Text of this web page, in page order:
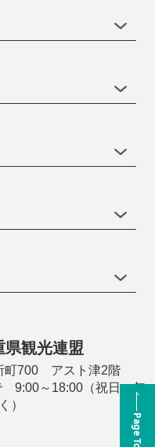
Page Top
県観光連盟
町700 アスト津2階
9:00～18:00（祝日・年
）